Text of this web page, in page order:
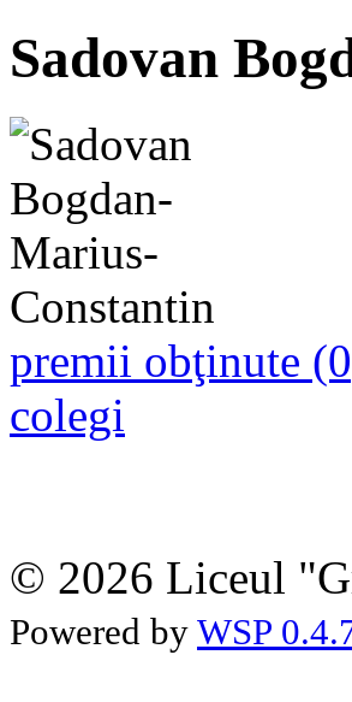
Sadovan
premii obţinute
colegi
© 2026 Liceul
Powered by WSP